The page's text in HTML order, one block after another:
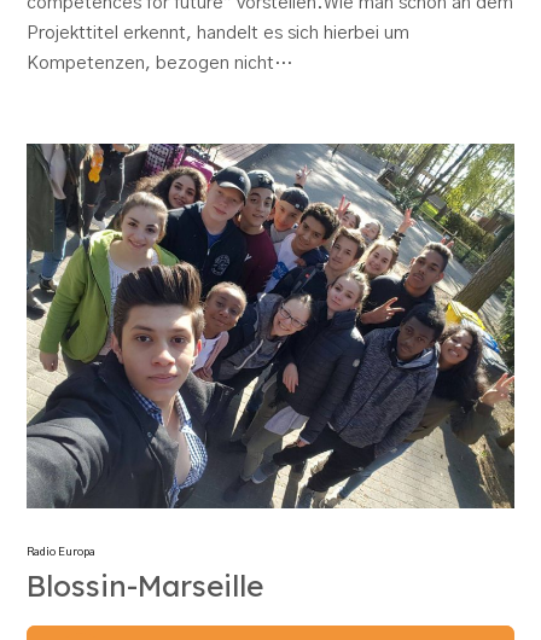
Projekttitel erkennt, handelt es sich hierbei um
Kompetenzen, bezogen nicht…
Radio Europa
Blossin-Marseille